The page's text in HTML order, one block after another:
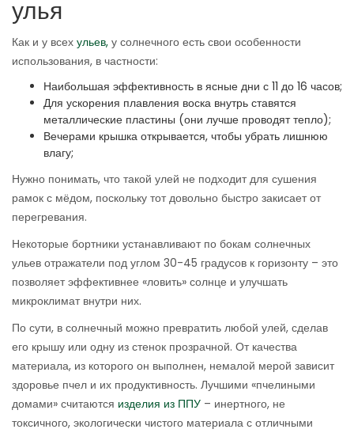
улья
Как и у всех ульев, у солнечного есть свои особенности
использования, в частности:
Наибольшая эффективность в ясные дни с 11 до 16 часов;
Для ускорения плавления воска внутрь ставятся
металлические пластины (они лучше проводят тепло);
Вечерами крышка открывается, чтобы убрать лишнюю
влагу;
Нужно понимать, что такой улей не подходит для сушения
рамок с мёдом, поскольку тот довольно быстро закисает от
перегревания.
Некоторые бортники устанавливают по бокам солнечных
ульев отражатели под углом 30-45 градусов к горизонту – это
позволяет эффективнее «ловить» солнце и улучшать
микроклимат внутри них.
По сути, в солнечный можно превратить любой улей, сделав
его крышу или одну из стенок прозрачной. От качества
материала, из которого он выполнен, немалой мерой зависит
здоровье пчел и их продуктивность. Лучшими «пчелиными
домами» считаются изделия из ППУ – инертного, не
токсичного, экологически чистого материала с отличными